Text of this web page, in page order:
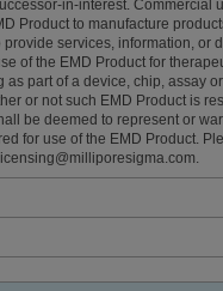
in-interest. Commercial
Product to manufacture
provide services, information, or
of the EMD Product for
as part of a device, chip, assay
or not such EMD Product is
be deemed to represent or
for use of the EMD Product.